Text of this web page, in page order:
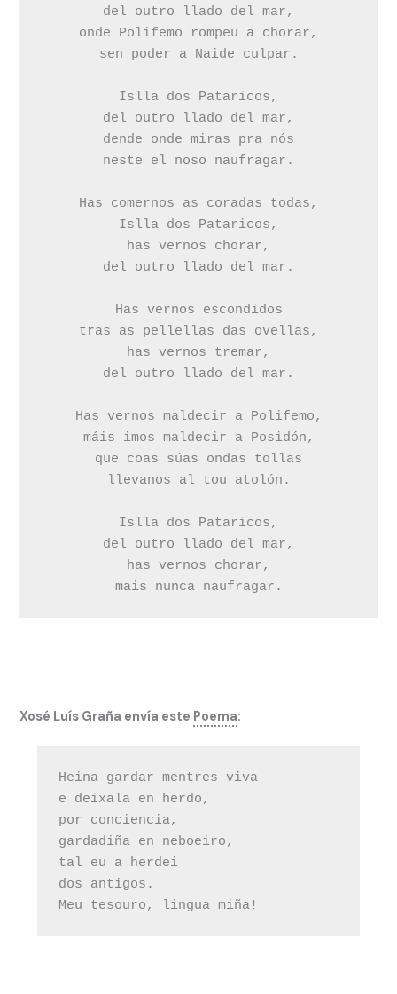
del outro llado del mar,
onde Polifemo rompeu a chorar,
sen poder a Naide culpar.
Islla dos Pataricos,
del outro llado del mar,
dende onde miras pra nós
neste el noso naufragar.
Has comernos as coradas todas,
Islla dos Pataricos,
has vernos chorar,
del outro llado del mar.
Has vernos escondidos
tras as pellellas das ovellas,
has vernos tremar,
del outro llado del mar.
Has vernos maldecir a Polifemo,
máis imos maldecir a Posidón,
que coas súas ondas tollas
llevanos al tou atolón.
Islla dos Pataricos,
del outro llado del mar,
has vernos chorar,
mais nunca naufragar.
Xosé Luís Graña envía este Poema:
Heina gardar mentres viva
e deixala en herdo,
por conciencia,
gardadiña en neboeiro,
tal eu a herdei
dos antigos.